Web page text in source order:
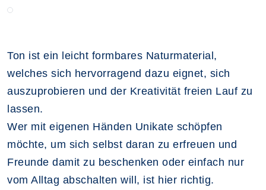
Ton ist ein leicht formbares Naturmaterial,
welches sich hervorragend dazu eignet, sich
auszuprobieren und der Kreativität freien Lauf zu
lassen.
Wer mit eigenen Händen Unikate schöpfen
möchte, um sich selbst daran zu erfreuen und
Freunde damit zu beschenken oder einfach nur
vom Alltag abschalten will, ist hier richtig.